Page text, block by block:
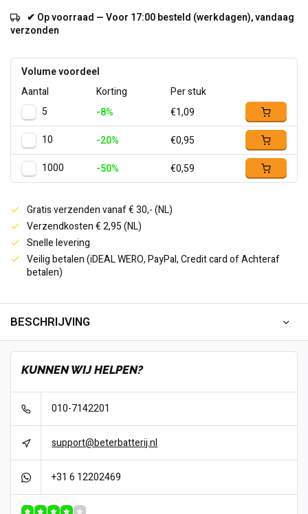
✔ Op voorraad — Voor 17:00 besteld (werkdagen), vandaag
verzonden
Volume voordeel
Aantal
Korting
Per stuk
5
-8%
€1,09
10
-20%
€0,95
1000
-50% €0,59
Gratis verzenden vanaf € 30,- (NL)
Verzendkosten € 2,95 (NL)
Snelle levering
Veilig betalen (iDEAL WERO, PayPal, Credit card of Achteraf
betalen)
BESCHRIJVING
KUNNEN WIJ HELPEN?
010-7142201
support@beterbatterij.nl
+31 6 12202469